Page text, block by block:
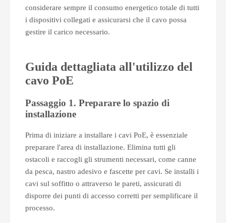
considerare sempre il consumo energetico totale di tutti
i dispositivi collegati e assicurarsi che il cavo possa
gestire il carico necessario.
Guida dettagliata all'utilizzo del
cavo PoE
Passaggio 1. Preparare lo spazio di
installazione
Prima di iniziare a installare i cavi PoE, è essenziale
preparare l'area di installazione. Elimina tutti gli
ostacoli e raccogli gli strumenti necessari, come canne
da pesca, nastro adesivo e fascette per cavi. Se installi i
cavi sul soffitto o attraverso le pareti, assicurati di
disporre dei punti di accesso corretti per semplificare il
processo.